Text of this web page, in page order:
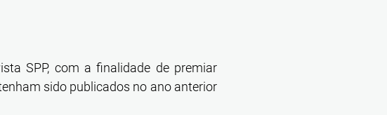
SPP, com a finalidade de premiar
sido publicados no ano anterior